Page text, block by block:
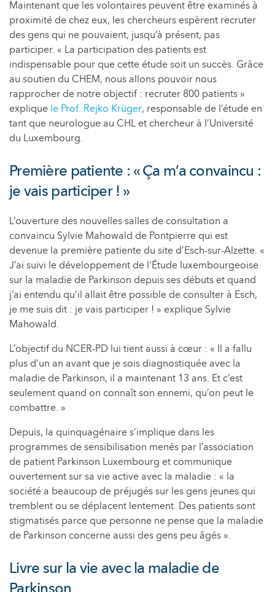
Maintenant que les volontaires peuvent être examinés à
proximité de chez eux, les chercheurs espèrent recruter
des gens qui ne pouvaient, jusqu’à présent, pas
participer. « La participation des patients est
indispensable pour que cette étude soit un succès. Grâce
au soutien du CHEM, nous allons pouvoir nous
rapprocher de notre objectif : recruter 800 patients »
explique le Prof. Rejko Krüger, responsable de l’étude en
tant que neurologue au CHL et chercheur à l’Université
du Luxembourg.
Première patiente : « Ça m’a convaincu :
je vais participer ! »
L’ouverture des nouvelles salles de consultation a
convaincu Sylvie Mahowald de Pontpierre qui est
devenue la première patiente du site d’Esch-sur-Alzette. «
J’ai suivi le développement de l'Étude luxembourgeoise
sur la maladie de Parkinson depuis ses débuts et quand
j’ai entendu qu’il allait être possible de consulter à Esch,
je me suis dit : je vais participer ! » explique Sylvie
Mahowald.
L’objectif du NCER-PD lui tient aussi à cœur : « Il a fallu
plus d’un an avant que je sois diagnostiquée avec la
maladie de Parkinson, il a maintenant 13 ans. Et c’est
seulement quand on connaît son ennemi, qu’on peut le
combattre. »
Depuis, la quinquagénaire s’implique dans les
programmes de sensibilisation menés par l’association
de patient Parkinson Luxembourg et communique
ouvertement sur sa vie active avec la maladie : « la
société a beaucoup de préjugés sur les gens jeunes qui
tremblent ou se déplacent lentement. Des patients sont
stigmatisés parce que personne ne pense que la maladie
de Parkinson concerne aussi des gens peu âgés ».
Livre sur la vie avec la maladie de